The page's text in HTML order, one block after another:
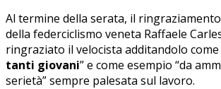
Al termine della serata, il
della federciclismo veneta Raffaele
ringraziato il velocista additandolo come
tanti giovani” e come esempio “da
serietà” sempre palesata sul lavoro.